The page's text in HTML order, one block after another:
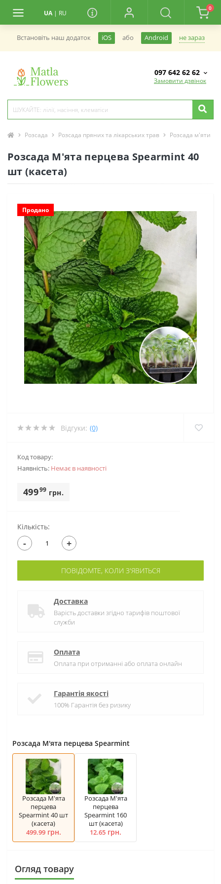
UA | RU
0
Встановiть наш додаток iOS або Android не зараз
097 642 62 62
Замовити дзвінок
Розсада Розсада пряних та лікарських трав Розсада м'яти
Розсада М'ята перцева Spearmint 40
шт (касета)
Продано
Відгуки: (0)
Код товару:
Наявність: Немає в наявностi
49999 грн.
Кількість:
- +
ПОВІДОМТЕ, КОЛИ З'ЯВИТЬСЯ
Доставка
Варість доставки згідно тарифів поштової
служби
Оплата
Оплата при отриманні або оплата онлайн
Гарантія якості
100% Гарантія без ризику
Розсада М'ята перцева Spearmint
Розсада М'ята
перцева
Spearmint 40 шт
(касета)
499.99грн.
Розсада М'ята
перцева
Spearmint 160
шт (касета)
12.65 грн.
Огляд товару